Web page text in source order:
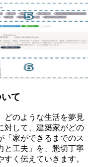
て
どのような生活を夢見
対して、建築家がどの
「家ができるまでのス
と工夫」を、懇切丁寧
く伝えていきます。